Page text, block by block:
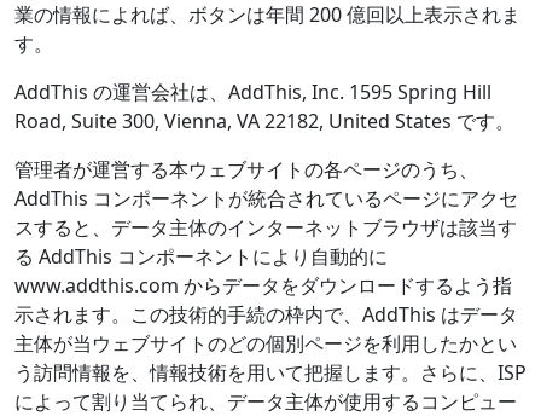
業の情報によれば、ボタンは年間 200 億回以上表示されま
す。
AddThis の運営会社は、AddThis, Inc. 1595 Spring Hill
Road, Suite 300, Vienna, VA 22182, United States です。
管理者が運営する本ウェブサイトの各ページのうち、
AddThis コンポーネントが統合されているページにアクセ
スすると、データ主体のインターネットブラウザは該当す
る AddThis コンポーネントにより自動的に
www.addthis.com からデータをダウンロードするよう指
示されます。この技術的手続の枠内で、AddThis はデータ
主体が当ウェブサイトのどの個別ページを利用したかとい
う訪問情報を、情報技術を用いて把握します。さらに、ISP
によって割り当てられ、データ主体が使用するコンピュー